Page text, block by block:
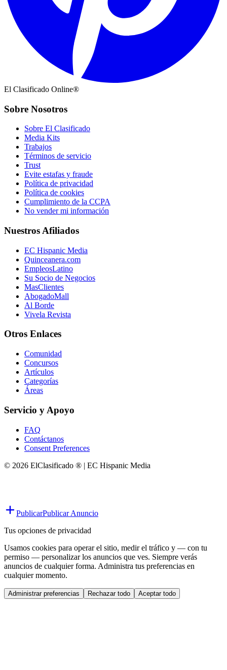
El Clasificado Online®
Sobre Nosotros
Sobre El Clasificado
Media Kits
Trabajos
Términos de servicio
Trust
Evite estafas y fraude
Política de privacidad
Política de cookies
Cumplimiento de la CCPA
No vender mi información
Nuestros Afiliados
EC Hispanic Media
Quinceanera.com
EmpleosLatino
Su Socio de Negocios
MasClientes
AbogadoMall
Al Borde
Vivela Revista
Otros Enlaces
Comunidad
Concursos
Artículos
Categorías
Áreas
Servicio y Apoyo
FAQ
Contáctanos
Consent Preferences
© 2026 ElClasificado ® | EC Hispanic Media
PublicarPublicar Anuncio
Tus opciones de privacidad
Usamos cookies para operar el sitio, medir el tráfico y — con tu
permiso — personalizar los anuncios que ves. Siempre verás
anuncios de cualquier forma. Administra tus preferencias en
cualquier momento.
Administrar preferencias Rechazar todo Aceptar todo